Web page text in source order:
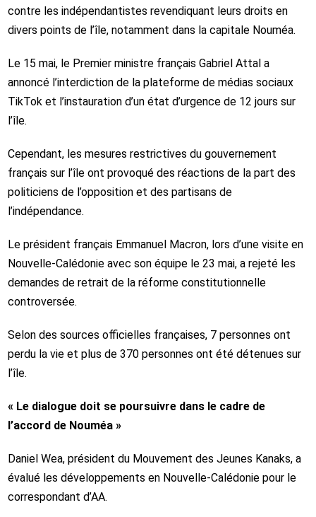
contre les indépendantistes revendiquant leurs droits en
divers points de l’île, notamment dans la capitale Nouméa.
Le 15 mai, le Premier ministre français Gabriel Attal a
annoncé l’interdiction de la plateforme de médias sociaux
TikTok et l’instauration d’un état d’urgence de 12 jours sur
l’île.
Cependant, les mesures restrictives du gouvernement
français sur l’île ont provoqué des réactions de la part des
politiciens de l’opposition et des partisans de
l’indépendance.
Le président français Emmanuel Macron, lors d’une visite en
Nouvelle-Calédonie avec son équipe le 23 mai, a rejeté les
demandes de retrait de la réforme constitutionnelle
controversée.
Selon des sources officielles françaises, 7 personnes ont
perdu la vie et plus de 370 personnes ont été détenues sur
l’île.
« Le dialogue doit se poursuivre dans le cadre de
l’accord de Nouméa »
Daniel Wea, président du Mouvement des Jeunes Kanaks, a
évalué les développements en Nouvelle-Calédonie pour le
correspondant d’AA.